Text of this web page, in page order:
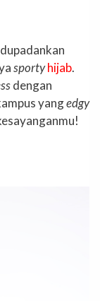
sportyhijab.
dengan
yangedgy